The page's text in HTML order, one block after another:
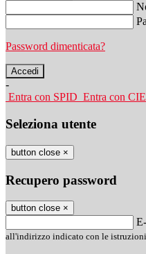
Password dimenticata?
-
Entra con SPID Entra con CIE
Seleziona utente
button close ×
Recupero password
button close ×
all'indirizzo indicato con le istruzioni